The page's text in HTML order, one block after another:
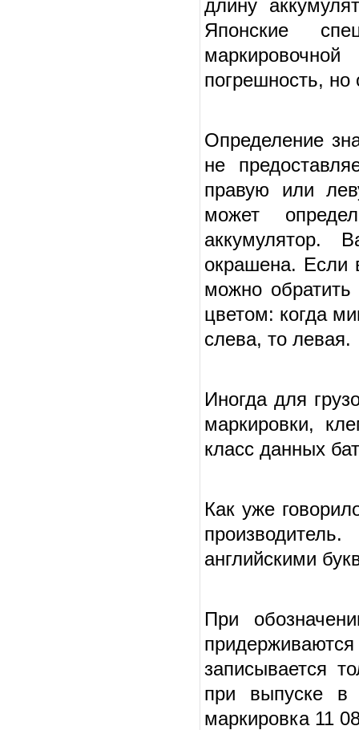
длину
Японские
погрешность,
Определение
не
правую или
может
аккумулятор.
окрашена. Если
можно
цветом: когда
слева, то левая.
Иногда для
маркировки,
класс данных
Как уже
английскими
При
записывается
при выпуске в
маркировка 11